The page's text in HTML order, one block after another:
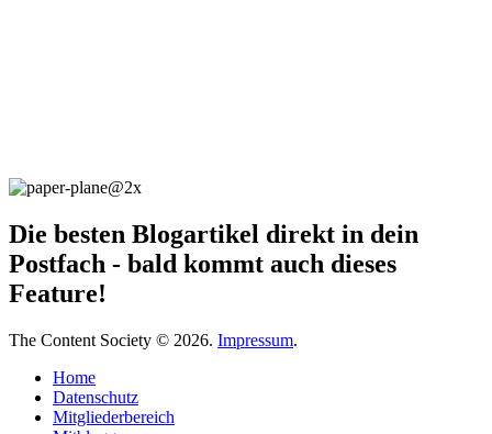
Die besten Blogartikel direkt in dein
Postfach - bald kommt auch dieses
Feature!
The Content Society © 2026. Impressum.
Home
Datenschutz
Mitgliederbereich